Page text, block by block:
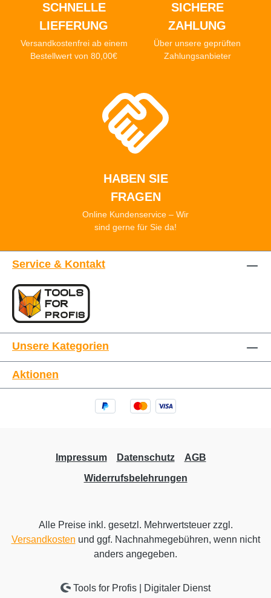
SCHNELLE
LIEFERUNG
Versandkostenfrei ab einem
Bestellwert von 80,00€
SICHERE
ZAHLUNG
Über unsere geprüften
Zahlungsanbieter
HABEN SIE
FRAGEN
Online Kundenservice – Wir
sind gerne für Sie da!
Service & Kontakt
Unsere Kategorien
Aktionen
Impressum Datenschutz
AGB
Widerrufsbelehrungen
Alle Preise inkl. gesetzl. Mehrwertsteuer zzgl.
Versandkosten und ggf. Nachnahmegebühren, wenn nicht
anders angegeben.
Tools for Profis | Digitaler Dienst